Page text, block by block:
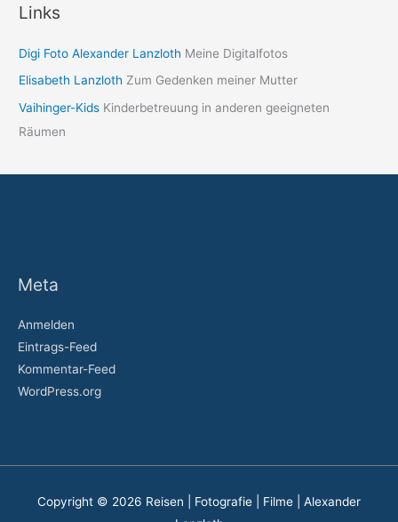
Links
Digi Foto Alexander Lanzloth Meine Digitalfotos
Elisabeth Lanzloth Zum Gedenken meiner Mutter
Vaihinger-Kids Kinderbetreuung in anderen geeigneten
Räumen
Meta
Anmelden
Eintrags-Feed
Kommentar-Feed
WordPress.org
Copyright © 2026 Reisen | Fotografie | Filme | Alexander